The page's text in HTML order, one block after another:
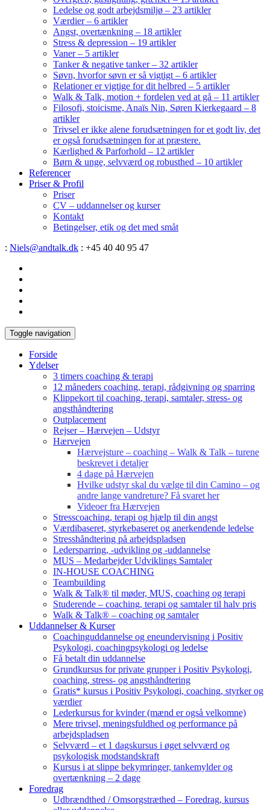
Ledelse og godt arbejdsmiljø – 23 artikler
Værdier – 6 artikler
Angst, overtænkning – 18 artikler
Stress & depression – 19 artikler
Vaner – 5 artikler
Tanker & negative tanker – 32 artikler
Søvn, hvorfor søvn er så vigtigt – 6 artikler
Relationer er vigtige for dit helbred – 5 artikler
Walk & Talk, motion + fordelen ved at gå – 11 artikler
Filosofi, stoicisme, Anaïs Nin, Søren Kierkegaard – 8
artikler
Trivsel er ikke alene forudsætningen for et godt liv, det
er også forudsætningen for at præstere.
Kærlighed & Parforhold – 12 artikler
Børn & unge, selvværd og robusthed – 10 artikler
Referencer
Priser & Profil
Priser
CV – uddannelser og kurser
Kontakt
Betingelser, etik og det med småt
: Niels@andtalk.dk : +45 40 40 95 47
Toggle navigation
Forside
Ydelser
3 timers coaching & terapi
12 måneders coaching, terapi, rådgivning og sparring
Klippekort til coaching, terapi, samtaler, stress- og
angsthåndtering
Outplacement
Rejser – Hærvejen – Udstyr
Hærvejen
Hærvejsture – coaching – Walk & Talk – turene
beskrevet i detaljer
4 dage på Hærvejen
Hvilke udstyr skal du vælge til din Camino – og
andre lange vandreture? Få svaret her
Videoer fra Hærvejen
Stresscoaching, terapi og hjælp til din angst
Værdibaseret, styrkebaseret og anerkendende ledelse
Stresshåndtering på arbejdspladsen
Ledersparring, -udvikling og -uddannelse
MUS – Medarbejder Udviklings Samtaler
IN-HOUSE COACHING
Teambuilding
Walk & Talk® til møder, MUS, coaching og terapi
Studerende – coaching, terapi og samtaler til halv pris
Walk & Talk® – coaching og samtaler
Uddannelser & Kurser
Coachinguddannelse og eneundervisning i Positiv
Psykologi, coachingpsykologi og ledelse
Få betalt din uddannelse
Grundkursus for private grupper i Positiv Psykologi,
coaching, stress- og angsthåndtering
Gratis* kursus i Positiv Psykologi, coaching, styrker og
værdier
Lederkursus for kvinder (mænd er også velkomne)
Mere trivsel, meningsfuldhed og performance på
arbejdspladsen
Selvværd – et 1 dagskursus i øget selvværd og
psykologisk modstandskraft
Kursus i at slippe bekymringer, tankemylder og
overtænkning – 2 dage
Foredrag
Udbrændthed / Omsorgstræthed – Foredrag, kursus